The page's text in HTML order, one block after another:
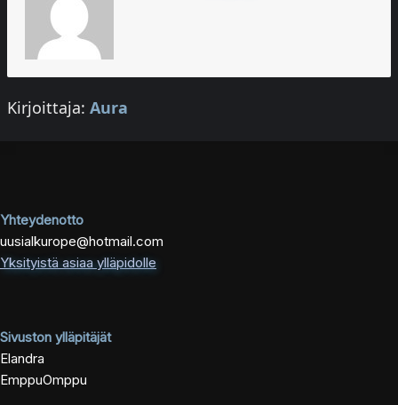
Kirjoittaja: Aura
Yhteydenotto
uusialkurope@hotmail.com
Yksityistä asiaa ylläpidolle
Sivuston ylläpitäjät
Elandra
EmppuOmppu